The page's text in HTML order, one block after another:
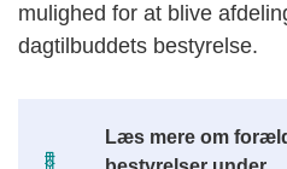
mulighed for at blive
dagtilbuddets bestyrelse.
Læs mere om